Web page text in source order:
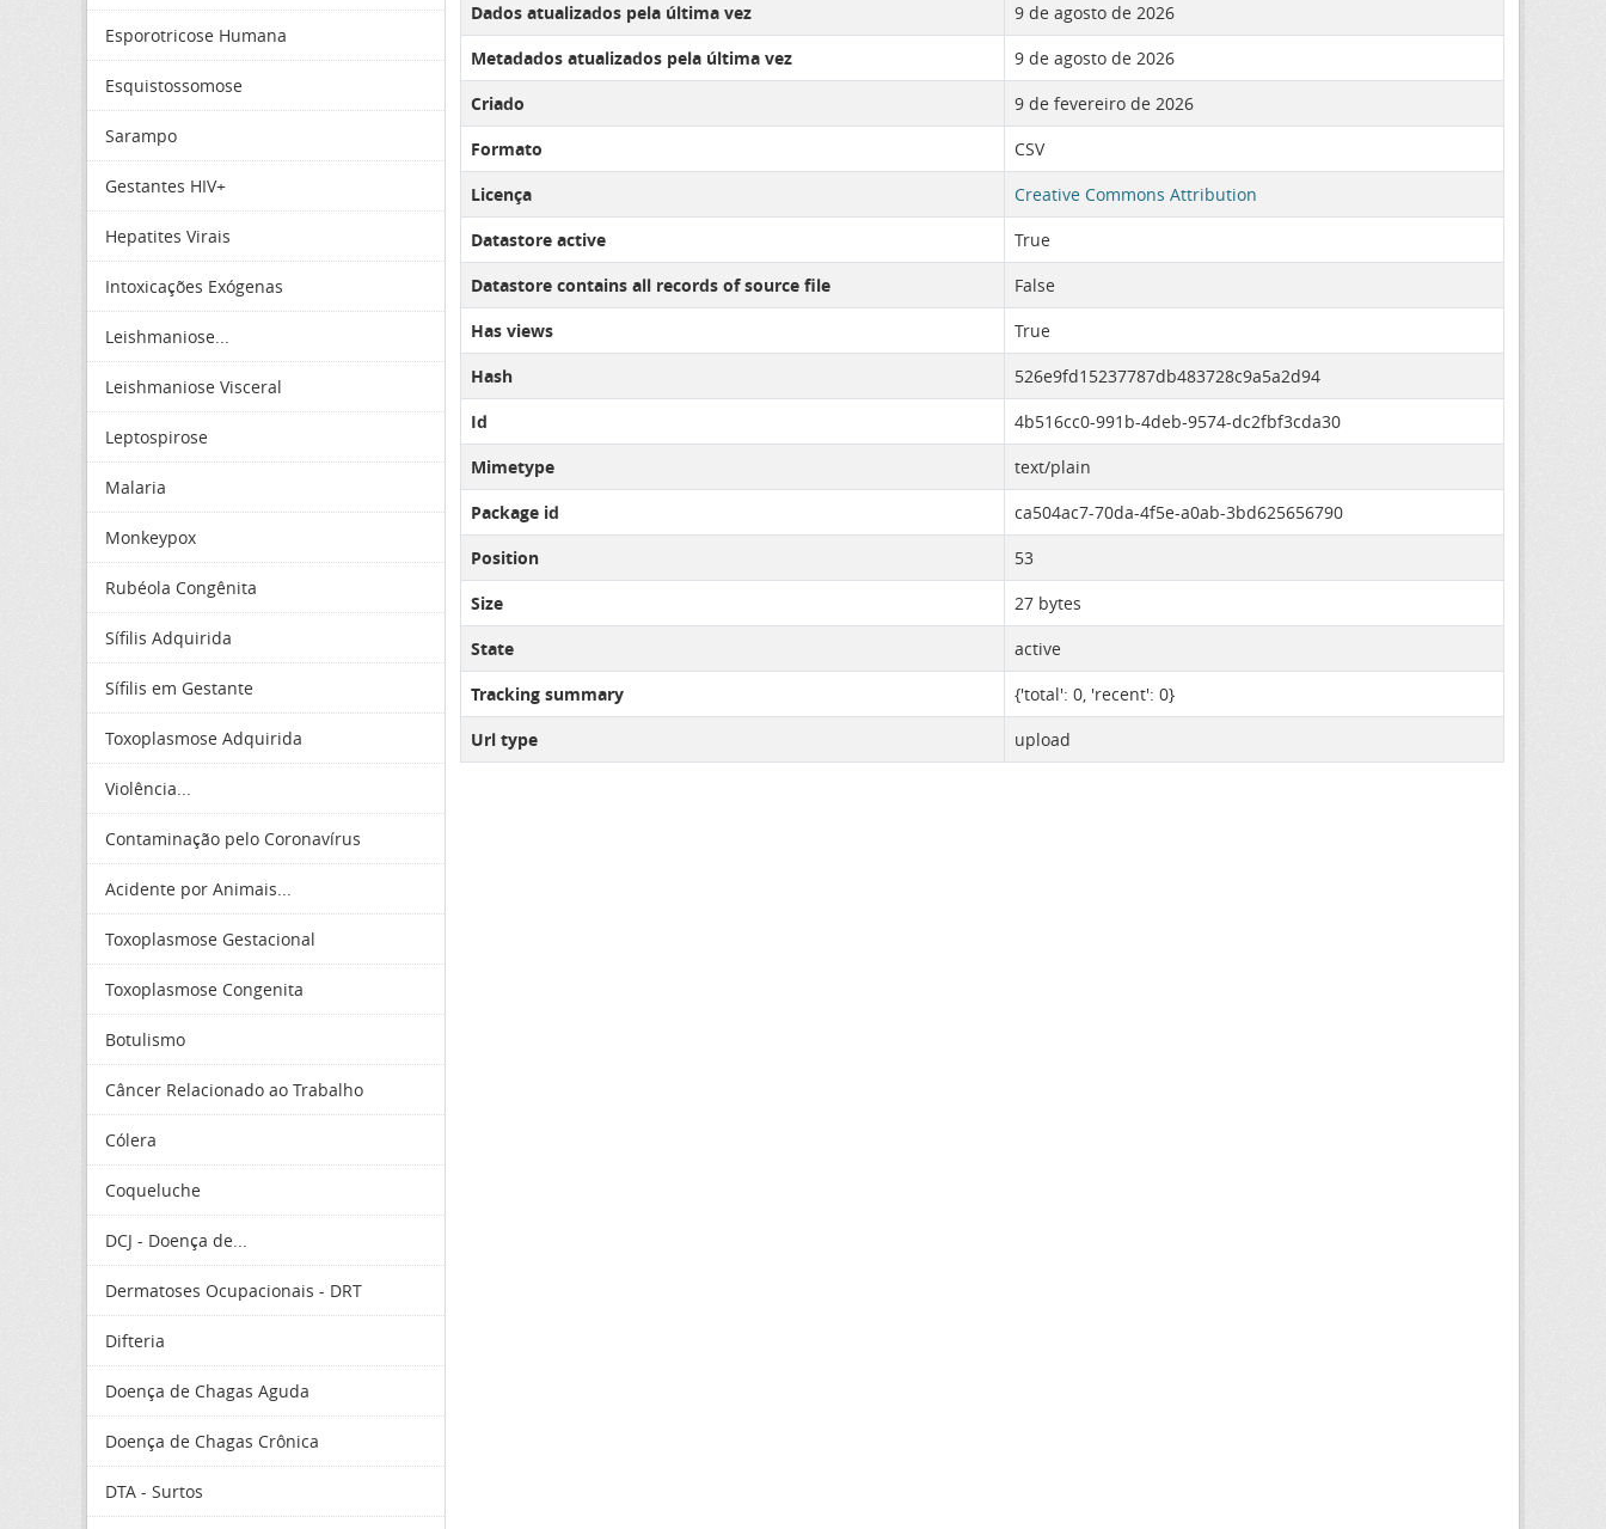
Esporotricose Humana
Esquistossomose
Sarampo
Gestantes HIV+
Hepatites Virais
Intoxicações Exógenas
Leishmaniose...
Leishmaniose Visceral
Leptospirose
Malaria
Monkeypox
Rubéola Congênita
Sífilis Adquirida
Sífilis em Gestante
Toxoplasmose Adquirida
Violência...
Contaminação pelo Coronavírus
Acidente por Animais...
Toxoplasmose Gestacional
Toxoplasmose Congenita
Botulismo
Câncer Relacionado ao Trabalho
Cólera
Coqueluche
DCJ - Doença de...
Dermatoses Ocupacionais - DRT
Difteria
Doença de Chagas Aguda
Doença de Chagas Crônica
DTA - Surtos
Dados atualizados pela última vez
9 de agosto de 2026
Metadados atualizados pela última vez
9 de agosto de 2026
Criado
9 de fevereiro de 2026
Formato
CSV
Licença
Creative Commons Attribution
Datastore active
True
Datastore contains all records of source file
False
Has views
True
Hash
526e9fd15237787db483728c9a5a2d94
Id
4b516cc0-991b-4deb-9574-dc2fbf3cda30
Mimetype
text/plain
Package id
ca504ac7-70da-4f5e-a0ab-3bd625656790
Position
53
Size
27 bytes
State
active
Tracking summary
{'total': 0, 'recent': 0}
Url type
upload